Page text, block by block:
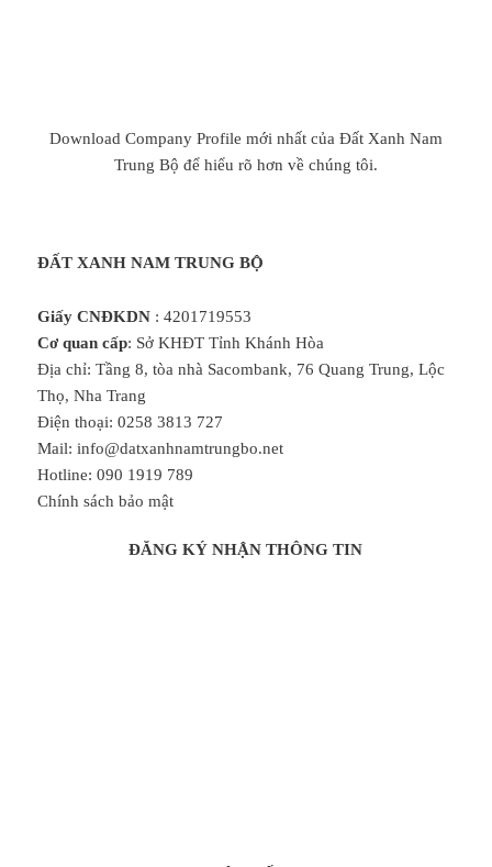
Download Company Profile mới nhất của Đất Xanh Nam
Trung Bộ để hiểu rõ hơn về chúng tôi.
ĐẤT XANH NAM TRUNG BỘ
Giấy CNĐKDN: 4201719553
Cơ quan cấp: Sở KHĐT Tỉnh Khánh Hòa
Địa chỉ: Tầng 8, tòa nhà Sacombank, 76 Quang Trung, Lộc
Thọ, Nha Trang
Điện thoại: 0258 3813 727
Mail: info@datxanhnamtrungbo.net
Hotline: 090 1919 789
Chính sách bảo mật
ĐĂNG KÝ NHẬN THÔNG TIN